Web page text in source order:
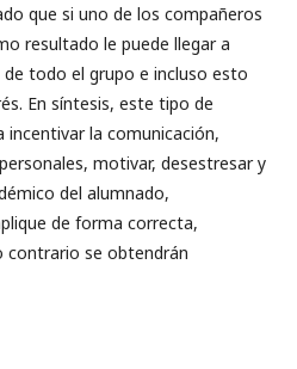
que si uno de los compañeros
resultado le puede llegar a
todo el grupo e incluso esto
En síntesis, este tipo de
incentivar la comunicación,
motivar, desestresar y
del alumnado,
de forma correcta,
contrario se obtendrán